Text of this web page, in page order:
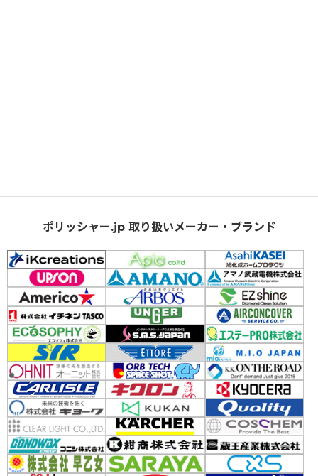
ポリッシャー.jp 取り扱いメーカー・ブランド